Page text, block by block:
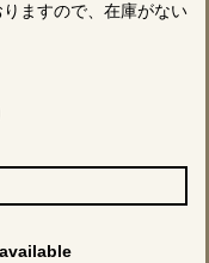
ますので、在庫がない